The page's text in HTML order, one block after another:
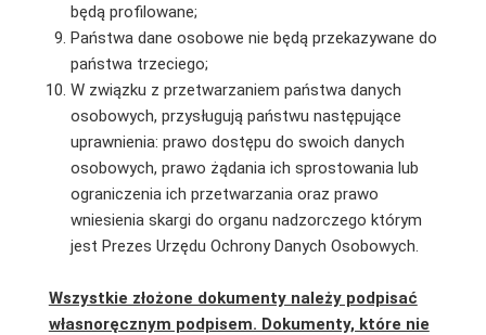
będą profilowane;
Państwa dane osobowe nie będą przekazywane do
państwa trzeciego;
W związku z przetwarzaniem państwa danych
osobowych, przysługują państwu następujące
uprawnienia: prawo dostępu do swoich danych
osobowych, prawo żądania ich sprostowania lub
ograniczenia ich przetwarzania oraz prawo
wniesienia skargi do organu nadzorczego którym
jest Prezes Urzędu Ochrony Danych Osobowych.
Wszystkie złożone dokumenty należy podpisać
własnoręcznym podpisem. Dokumenty, które nie